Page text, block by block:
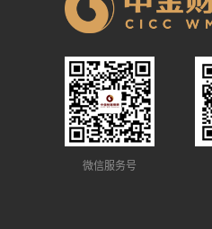
微信服务号